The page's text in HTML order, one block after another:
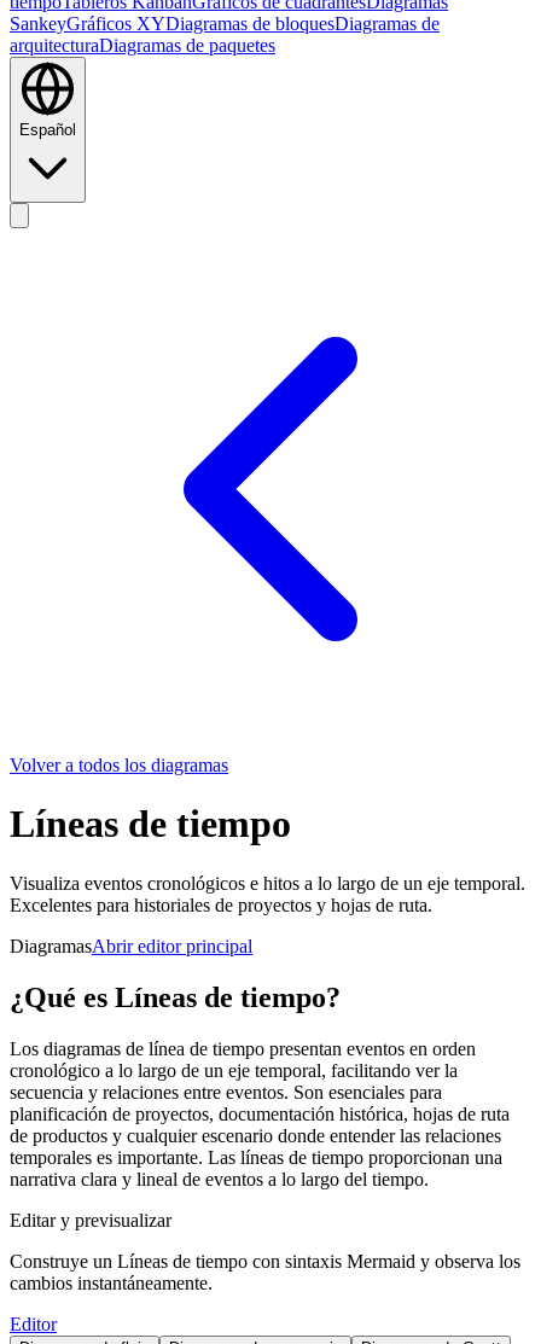
SankeyGráficos XYDiagramas de bloquesDiagramas de
arquitecturaDiagramas de paquetes
Español
Volver a todos los diagramas
Líneas de tiempo
Visualiza eventos cronológicos e hitos a lo largo de un eje temporal.
Excelentes para historiales de proyectos y hojas de ruta.
DiagramasAbrir editor principal
¿Qué es Líneas de tiempo?
Los diagramas de línea de tiempo presentan eventos en orden
cronológico a lo largo de un eje temporal, facilitando ver la
secuencia y relaciones entre eventos. Son esenciales para
planificación de proyectos, documentación histórica, hojas de ruta
de productos y cualquier escenario donde entender las relaciones
temporales es importante. Las líneas de tiempo proporcionan una
narrativa clara y lineal de eventos a lo largo del tiempo.
Editar y previsualizar
Construye un Líneas de tiempo con sintaxis Mermaid y observa los
cambios instantáneamente.
Editor